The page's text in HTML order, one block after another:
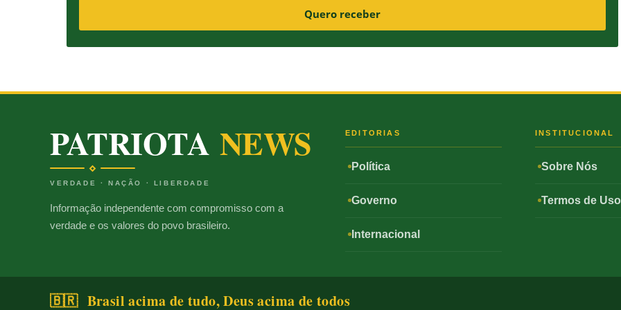
Quero receber
PATRIOTA NEWS
VERDADE · NAÇÃO · LIBERDADE
Informação independente com compromisso com a
verdade e os valores do povo brasileiro.
EDITORIAS
Política
Governo
Internacional
INSTITUCIONAL
Sobre Nós
Termos de Uso
🇧🇷 Brasil acima de tudo, Deus acima de todos